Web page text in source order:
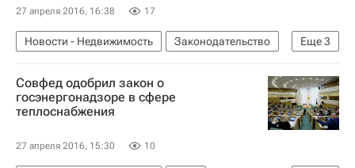
27 апреля 2016, 16:38 17
Еще3
Новости - Недвижимость
Законодательство
Земельные участки
Выдача "дальневосточного гектара"
Россия
Совфед одобрил закон о
госэнергонадзоре в сфере
теплоснабжения
27 апреля 2016, 15:30 10